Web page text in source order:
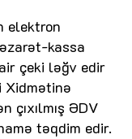
elektron
kassa
çeki ləğv edir
Xidmətinə
çıxılmış ƏDV
təqdim edir.